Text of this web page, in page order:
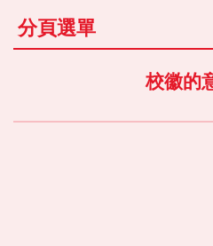
分頁選單
校徽的